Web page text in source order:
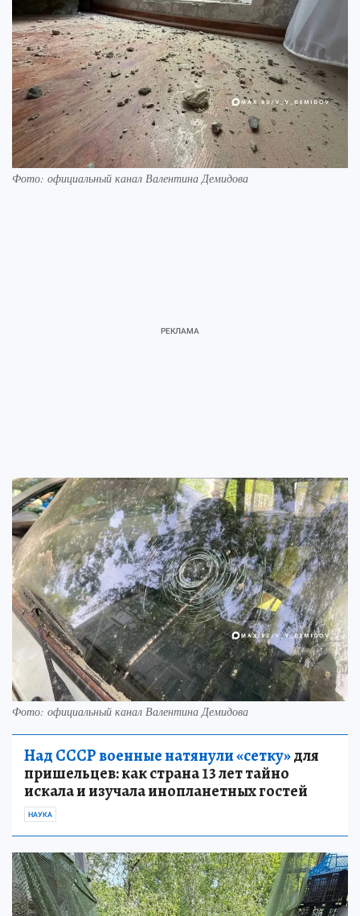
Фото: официальный канал Валентина Демидова
Фото: официальный канал Валентина Демидова
Над СССР военные натянули «сетку»для
пришельцев: как страна 13 лет тайно
искала и изучала инопланетных гостей
НАУКА